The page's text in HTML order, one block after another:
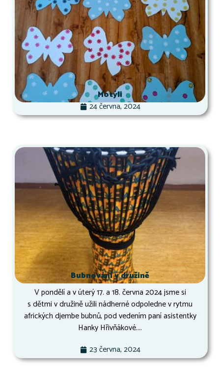
Motýli
24 června, 2024
Bubnování v družině
V pondělí a v úterý 17. a 18. června 2024 jsme si
s dětmi v družině užili nádherné odpoledne v rytmu
afrických djembe bubnů, pod vedením paní asistentky
Hanky Hřivňákové....
23 června, 2024